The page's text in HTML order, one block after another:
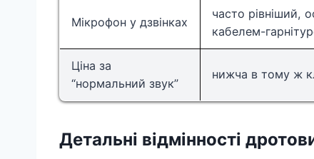
Мікрофон у дзвінках
часто рівніший,
кабелем-
Ціна за
“нормальний звук”
нижча в тому ж
Детальні відмінності